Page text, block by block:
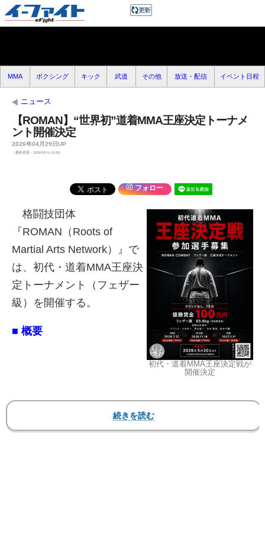
MMA ボクシング キック 武道 その他 放送・配信 イベント日程
ニュース
【ROMAN】“世界初”道着MMA王座決定トーナメ
ント開催決定
2026年04月29日UP
（最終更新：2026/05/14 16:58）
フォロー
初代・道着MMA王座決定戦が
開催決定
格闘技団体
『ROMAN（Roots of
Martial Arts Network）』で
は、初代・道着MMA王座決
定トーナメント（フェザー
級）を開催する。
■ 概要